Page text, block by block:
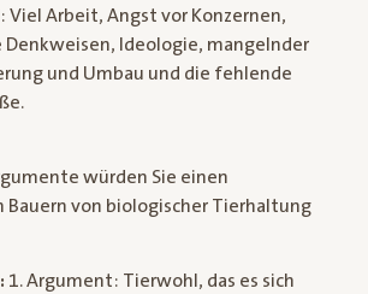
: Viel Arbeit, Angst vor Konzernen,
Ideologie, mangelnder
und Umbau und die fehlende
würden Sie einen
von biologischer Tierhaltung
1. Argument: Tierwohl, das es sich